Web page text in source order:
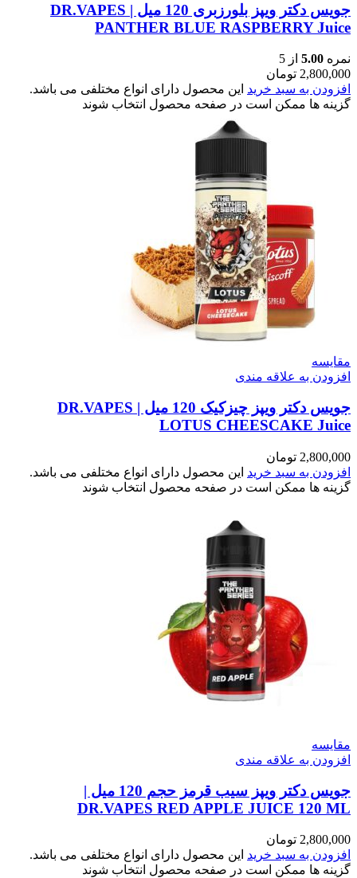
جویس دکتر ویپز بلورزبری 120 میل | DR.VAPES
PANTHER BLUE RASPBERRY Juice
نمره 5.00 از 5
2,800,000 تومان
افزودن به سبد خرید این محصول دارای انواع مختلفی می باشد.
گزینه ها ممکن است در صفحه محصول انتخاب شوند
مقایسه
افزودن به علاقه مندی
جویس دکتر ویپز چیزکیک 120 میل | DR.VAPES
LOTUS CHEESCAKE Juice
2,800,000 تومان
افزودن به سبد خرید این محصول دارای انواع مختلفی می باشد.
گزینه ها ممکن است در صفحه محصول انتخاب شوند
مقایسه
افزودن به علاقه مندی
جویس دکتر ویپز سیب قرمز حجم 120 میل |
DR.VAPES RED APPLE JUICE 120 ML
2,800,000 تومان
افزودن به سبد خرید این محصول دارای انواع مختلفی می باشد.
گزینه ها ممکن است در صفحه محصول انتخاب شوند